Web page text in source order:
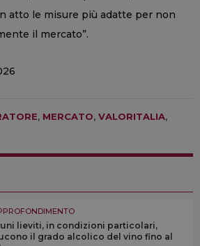
atto le misure più adatte per non
il mercato”.
, MERCATO, VALORITALIA,
lieviti, in condizioni particolari,
il grado alcolico del vino fino al